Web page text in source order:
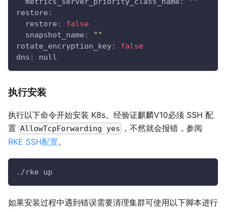
restore :
restore :
false
snapshot_name :
""
rotate_encryption_key:
false
dns : null
执行安装
执行以下命令开始安装 K8s。经验证麒麟V10必须 SSH 配
置 AllowTcpForwarding yes
，不然就会报错，参阅
RKE SSH配置。
./rke up
如果安装过程中遇到错误需要清理集群可使用以下脚本进行